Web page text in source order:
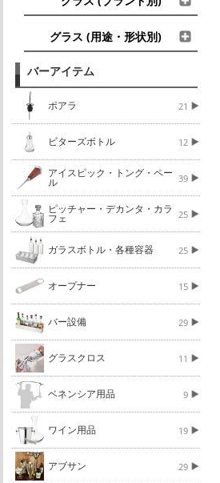
グラス (用途・形状別)
バーアイテム
ポアラ 21
ビターズボトル 12
アイスピック・トング・ペー
ル 39
ピッチャー・デカンタ・カラ
フェ 25
ガラスボトル・各種容器 25
オープナー 15
バー設備 29
グラスクロス 11
ベネンシア用品 9
ワイン用品 19
アブサン 29